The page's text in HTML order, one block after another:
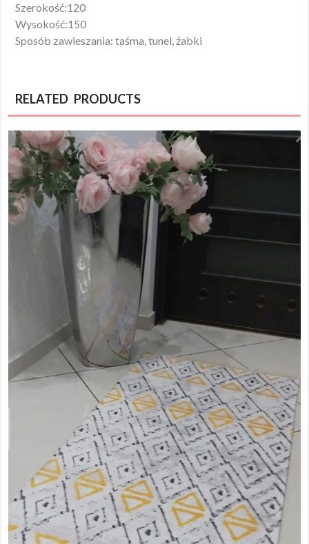
Szerokość:120
Wysokość:150
Sposób zawieszania: taśma, tunel, żabki
RELATED PRODUCTS